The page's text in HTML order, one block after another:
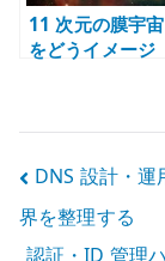
11 次元の膜宇宙
をどうイメージ
投
稿
DNS 設計・運
界を整理する
認証・ID 管理